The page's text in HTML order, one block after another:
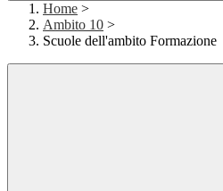
Home >
Ambito 10 >
Scuole dell'ambito Formazione